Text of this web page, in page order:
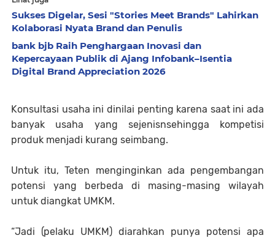
Sukses Digelar, Sesi "Stories Meet Brands" Lahirkan
Kolaborasi Nyata Brand dan Penulis
bank bjb Raih Penghargaan Inovasi dan
Kepercayaan Publik di Ajang Infobank–Isentia
Digital Brand Appreciation 2026
Konsultasi usaha ini dinilai penting karena saat ini ada
banyak usaha yang sejenisnsehingga kompetisi
produk menjadi kurang seimbang.
Untuk itu, Teten menginginkan ada pengembangan
potensi yang berbeda di masing-masing wilayah
untuk diangkat UMKM.
“Jadi (pelaku UMKM) diarahkan punya potensi apa